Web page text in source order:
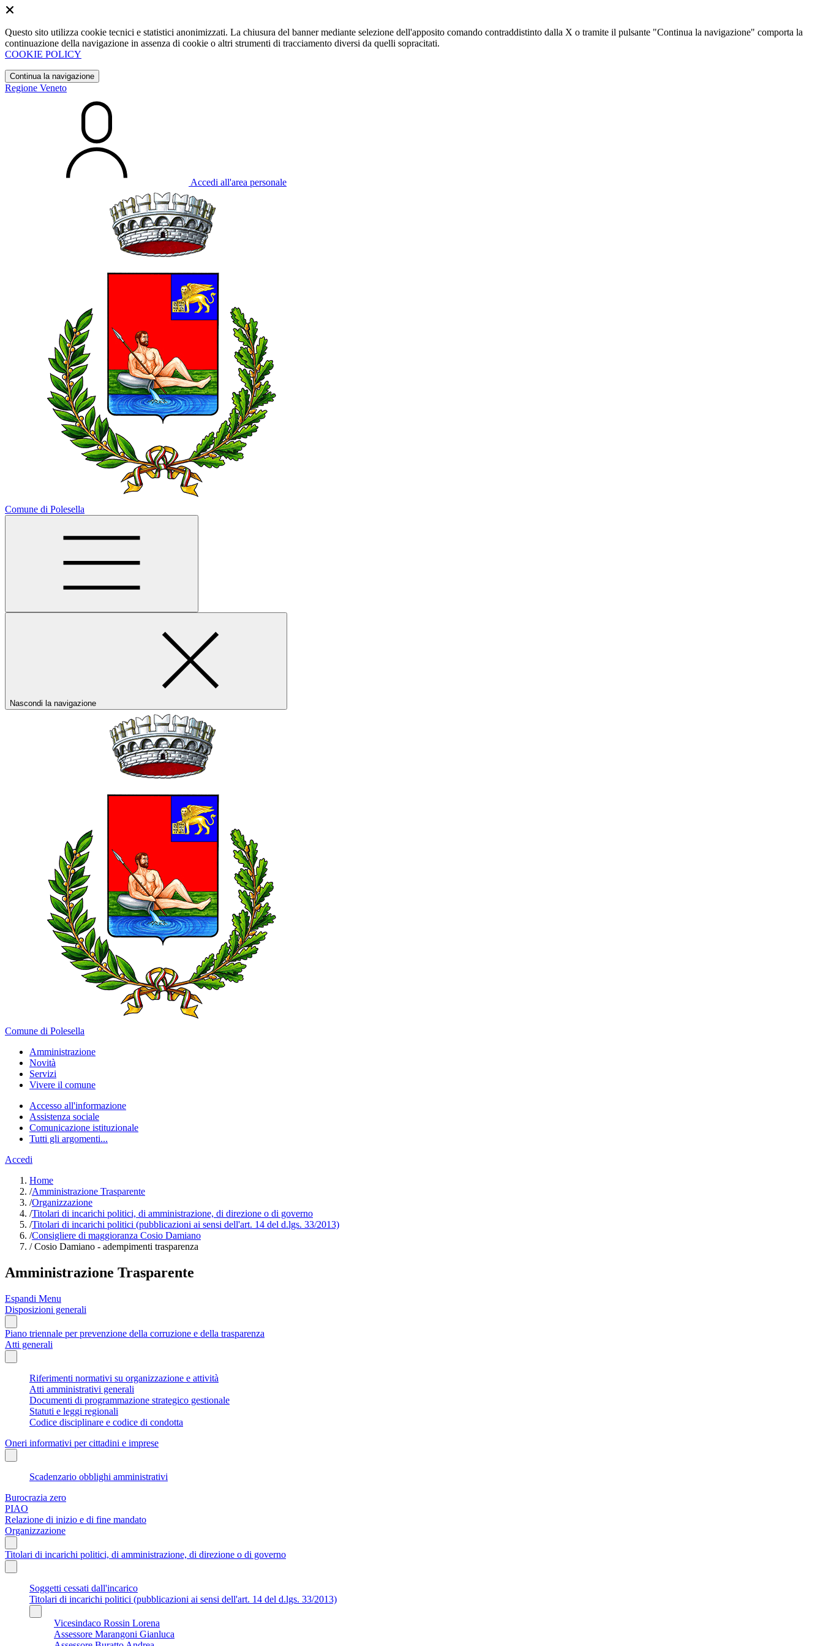
Questo sito utilizza cookie tecnici e statistici anonimizzati. La chiusura del banner mediante selezione dell'apposito comando contraddistinto dalla X o tramite il pulsante "Continua la navigazione" comporta la
continuazione della navigazione in assenza di cookie o altri strumenti di tracciamento diversi da quelli sopracitati.
COOKIE POLICY
Continua la navigazione
Regione Veneto
Accedi all'area personale
Comune di Polesella
Nascondi la navigazione
Comune di Polesella
Amministrazione
Novità
Servizi
Vivere il comune
Accesso all'informazione
Assistenza sociale
Comunicazione istituzionale
Tutti gli argomenti...
Accedi
Home
/Amministrazione Trasparente
/Organizzazione
/Titolari di incarichi politici, di amministrazione, di direzione o di governo
/Titolari di incarichi politici (pubblicazioni ai sensi dell'art. 14 del d.lgs. 33/2013)
/Consigliere di maggioranza Cosio Damiano
/Cosio Damiano - adempimenti trasparenza
Amministrazione Trasparente
Espandi Menu
Disposizioni generali
Piano triennale per prevenzione della corruzione e della trasparenza
Atti generali
Riferimenti normativi su organizzazione e attività
Atti amministrativi generali
Documenti di programmazione strategico gestionale
Statuti e leggi regionali
Codice disciplinare e codice di condotta
Oneri informativi per cittadini e imprese
Scadenzario obblighi amministrativi
Burocrazia zero
PIAO
Relazione di inizio e di fine mandato
Organizzazione
Titolari di incarichi politici, di amministrazione, di direzione o di governo
Soggetti cessati dall'incarico
Titolari di incarichi politici (pubblicazioni ai sensi dell'art. 14 del d.lgs. 33/2013)
Vicesindaco Rossin Lorena
Assessore Marangoni Gianluca